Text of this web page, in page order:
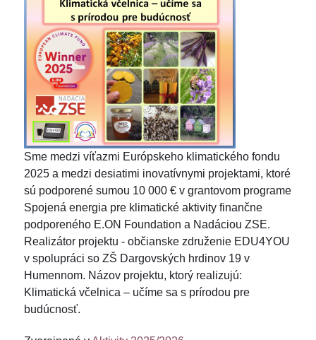
Sme medzi víťazmi Európskeho klimatického fondu
2025 a medzi desiatimi inovatívnymi projektami, ktoré
sú podporené sumou 10 000 € v grantovom programe
Spojená energia pre klimatické aktivity finančne
podporeného E.ON Foundation a Nadáciou ZSE.
Realizátor projektu - občianske združenie EDU4YOU
v spolupráci so ZŠ Dargovských hrdinov 19 v
Humennom. Názov projektu, ktorý realizujú:
Klimatická včelnica – učíme sa s prírodou pre
budúcnosť.